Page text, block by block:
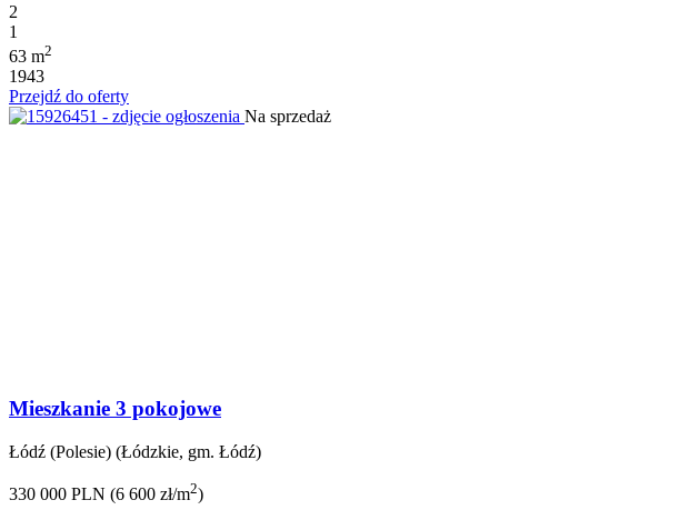
2
1
63 m2
1943
Przejdź do oferty
Na sprzedaż
Mieszkanie 3 pokojowe
Łódź (Polesie) (Łódzkie, gm. Łódź)
330 000 PLN (6 600 zł/m2)